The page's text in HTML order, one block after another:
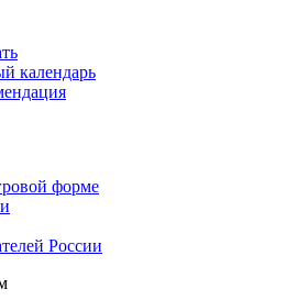
календарь
форме
России